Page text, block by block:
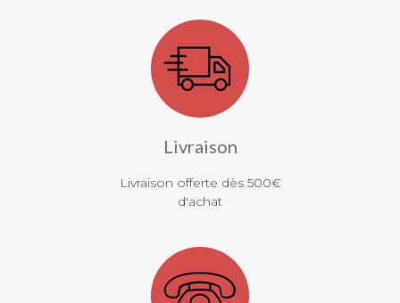
Livraison
Livraison offerte dès 500€
d'achat